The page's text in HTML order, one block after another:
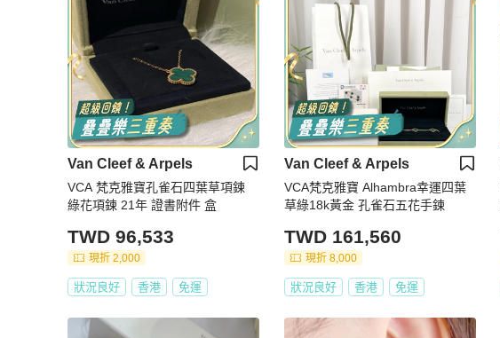
Van Cleef & Arpels
VCA 梵克雅寶孔雀石四葉草項鍊
綠花項鍊 21年 證書附件 盒
TWD 96,533
現折 2,000
狀況良好 香港 免運
Van Cleef & Arpels
VCA梵克雅寶 Alhambra幸運四葉
草綠18k黃金 孔雀石五花手鍊
TWD 161,560
現折 8,000
狀況良好 香港 免運